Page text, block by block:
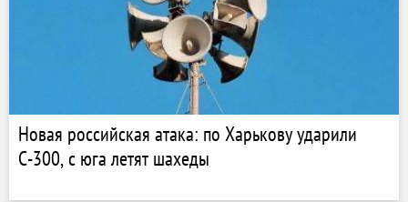
Новая российская атака: по Харькову ударили
С-300, с юга летят шахеды